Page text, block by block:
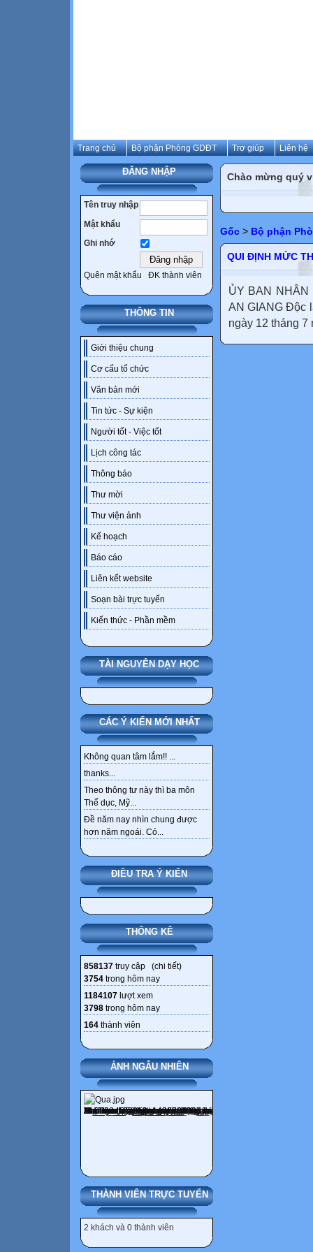
Trang chủ Bộ phận Phòng GDĐT Trợ giúp Liên hệ
ĐĂNG NHẬP
Tên truy nhập
Mật khẩu
Ghi nhớ
Quên mật khẩu ĐK thành viên
THÔNG TIN
Giới thiệu chung
Cơ cấu tổ chức
Văn bản mới
Tin tức - Sự kiện
Người tốt - Việc tốt
Lịch công tác
Thông báo
Thư mời
Thư viện ảnh
Kế hoạch
Báo cáo
Liên kết website
Soạn bài trực tuyến
Kiến thức - Phần mềm
TÀI NGUYÊN DẠY HỌC
CÁC Ý KIẾN MỚI NHẤT
Không quan tâm lắm!! ...
thanks...
Theo thông tư này thì ba môn
Thể dục, Mỹ...
Đề năm nay nhìn chung được
hơn năm ngoái. Có...
ĐIỀU TRA Ý KIẾN
THỐNG KÊ
858137 truy cập (chi tiết)
3754 trong hôm nay
1184107 lượt xem
3798 trong hôm nay
164 thành viên
ẢNH NGẪU NHIÊN
THÀNH VIÊN TRỰC TUYẾN
2 khách và 0 thành viên
Chào mừng quý
Gốc > Bộ phận
QUI ĐỊNH MỨC
ỦY BAN NHÂN
AN GIANG Độc
ngày 12 tháng 7